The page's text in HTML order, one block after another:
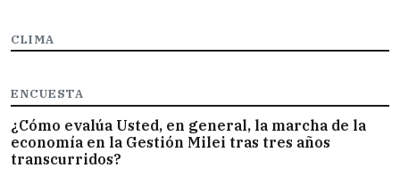
CLIMA
ENCUESTA
¿Cómo evalúa Usted, en general, la marcha de la
economía en la Gestión Milei tras tres años
transcurridos?